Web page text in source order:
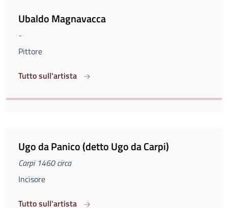
Ubaldo Magnavacca
-
Pittore
Tutto sull'artista
Ugo da Panico (detto Ugo da Carpi)
Carpi 1460 circa
Incisore
Tutto sull'artista